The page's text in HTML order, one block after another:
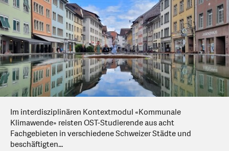
Im interdisziplinären Kontextmodul «Kommunale
Klimawende» reisten OST-Studierende aus acht
Fachgebieten in verschiedene Schweizer Städte und
beschäftigten...